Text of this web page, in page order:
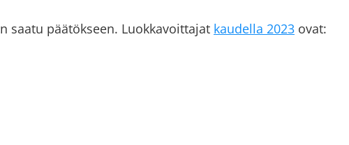
saatu päätökseen. Luokkavoittajat kaudella 2023 ovat: